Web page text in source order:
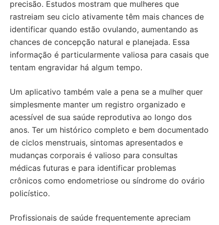
precisão. Estudos mostram que mulheres que
rastreiam seu ciclo ativamente têm mais chances de
identificar quando estão ovulando, aumentando as
chances de concepção natural e planejada. Essa
informação é particularmente valiosa para casais que
tentam engravidar há algum tempo.
Um aplicativo também vale a pena se a mulher quer
simplesmente manter um registro organizado e
acessível de sua saúde reprodutiva ao longo dos
anos. Ter um histórico completo e bem documentado
de ciclos menstruais, sintomas apresentados e
mudanças corporais é valioso para consultas
médicas futuras e para identificar problemas
crônicos como endometriose ou síndrome do ovário
policístico.
Profissionais de saúde frequentemente apreciam